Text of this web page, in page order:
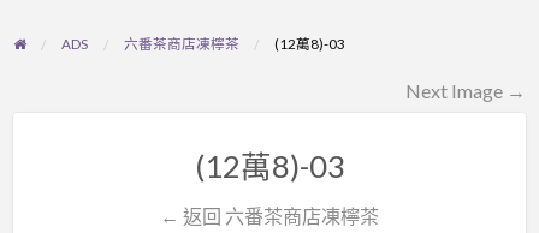
ADS 六番茶商店凍檸茶 (12萬8)-03
Next Image →
(12萬8)-03
← 返回 六番茶商店凍檸茶